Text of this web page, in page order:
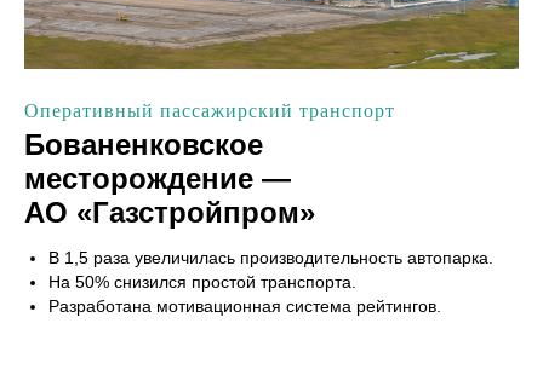
Оперативный пассажирский транспорт
Бованенковское
месторождение —
АО «Газстройпром»
В 1,5 раза увеличилась производительность автопарка.
На 50% снизился простой транспорта.
Разработана мотивационная система рейтингов.